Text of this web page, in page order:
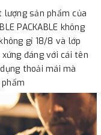
sản phẩm của
PACKABLE không
gỉ 18/8 và lớp
đáng với cái tên
thoải mái mà